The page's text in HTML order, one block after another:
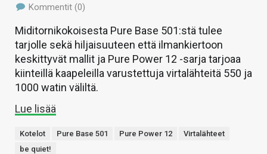
Kommentit (0)
Miditornikokoisesta Pure Base 501:stä tulee
tarjolle sekä hiljaisuuteen että ilmankiertoon
keskittyvät mallit ja Pure Power 12 -sarja tarjoaa
kiinteillä kaapeleilla varustettuja virtalähteitä 550 ja
1000 watin väliltä.
Lue lisää
Kotelot Pure Base 501 Pure Power 12
Virtalähteet
be quiet!